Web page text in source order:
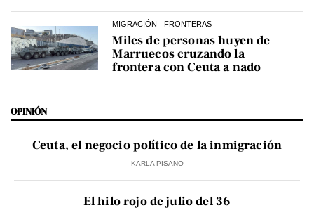
MIGRACIÓN FRONTERAS
Miles de personas huyen de
Marruecos cruzando la
frontera con Ceuta a nado
OPINIÓN
Ceuta, el negocio político de la inmigración
KARLA PISANO
El hilo rojo de julio del 36